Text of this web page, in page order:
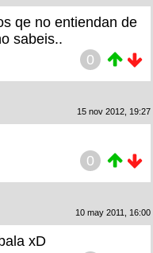
qe no entiendan de
sabeis..
0
15 nov 2012, 19:27
0
10 may 2011, 16:00
xD